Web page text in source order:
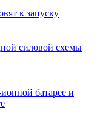
к запуску
силовой схемы
батарее и